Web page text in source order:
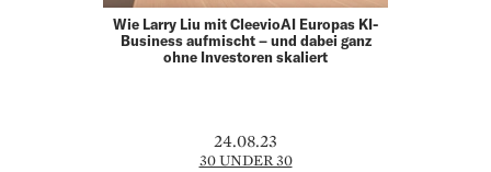
Wie Larry Liu mit CleevioAI Europas KI-
Business aufmischt – und dabei ganz
ohne Investoren skaliert
24.08.23
30 UNDER 30